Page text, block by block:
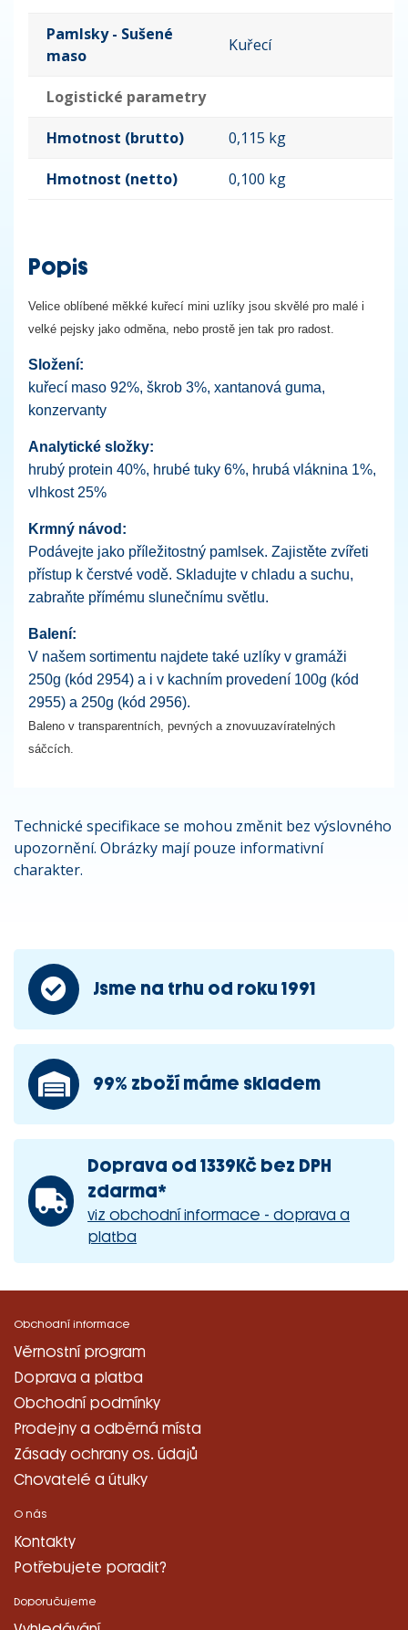
Pamlsky - Sušené
maso
Kuřecí
Logistické parametry
Hmotnost (brutto) 0,115 kg
Hmotnost (netto) 0,100 kg
Popis
Velice oblíbené měkké kuřecí mini uzlíky jsou skvělé pro malé i
velké pejsky jako odměna, nebo prostě jen tak pro radost.
Složení:
kuřecí maso 92%, škrob 3%, xantanová guma,
konzervanty
Analytické složky:
hrubý protein 40%, hrubé tuky 6%, hrubá vláknina 1%,
vlhkost 25%
Krmný návod:
Podávejte jako příležitostný pamlsek. Zajistěte zvířeti
přístup k čerstvé vodě. Skladujte v chladu a suchu,
zabraňte přímému slunečnímu světlu.
Balení:
V našem sortimentu najdete také uzlíky v gramáži
250g (kód 2954) a i v kachním provedení 100g (kód
2955) a 250g (kód 2956).
Baleno v transparentních, pevných a znovuuzavíratelných
sáčcích.
Technické specifikace se mohou změnit bez výslovného
upozornění. Obrázky mají pouze informativní
charakter.
Jsme na trhu od roku 1991
99% zboží máme skladem
Doprava od 1339Kč bez DPH
zdarma*
viz obchodní informace - doprava a
platba
Obchodní informace
Věrnostní program
Doprava a platba
Obchodní podmínky
Prodejny a odběrná místa
Zásady ochrany os. údajů
Chovatelé a útulky
O nás
Kontakty
Potřebujete poradit?
Doporučujeme